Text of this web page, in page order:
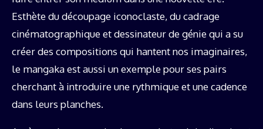
Esthète du découpage iconoclaste, du cadrage
cinématographique et dessinateur de génie qui a su
créer des compositions qui hantent nos imaginaires,
le mangaka est aussi un exemple pour ses pairs
cherchant à introduire une rythmique et une cadence
dans leurs planches.